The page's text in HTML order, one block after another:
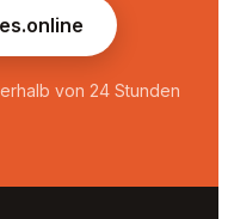
von 24 Stunden